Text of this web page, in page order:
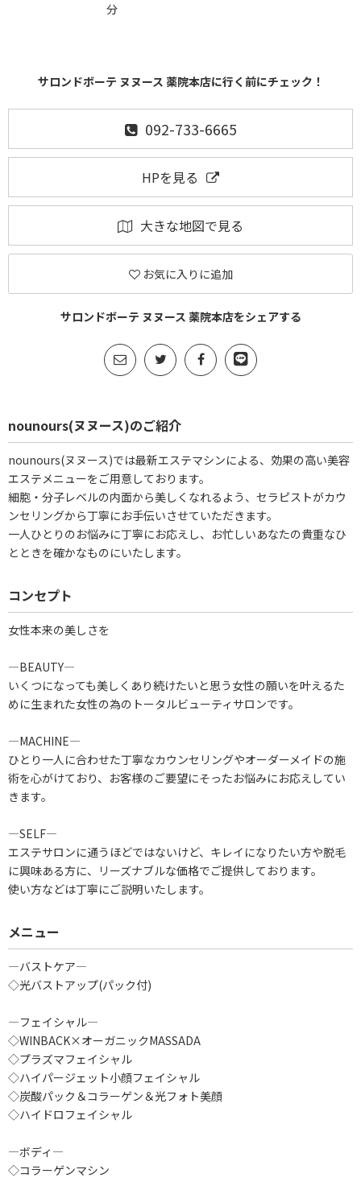
分
サロンドボーテ ヌヌース 薬院本店に行く前にチェック！
092-733-6665
HPを見る
大きな地図で見る
お気に入りに追加
サロンドボーテ ヌヌース 薬院本店をシェアする
nounours(ヌヌース)のご紹介
nounours(ヌヌース)では最新エステマシンによる、効果の高い美容
エステメニューをご用意しております。
細胞・分子レベルの内面から美しくなれるよう、セラピストがカウ
ンセリングから丁寧にお手伝いさせていただきます。
一人ひとりのお悩みに丁寧にお応えし、お忙しいあなたの貴重なひ
とときを確かなものにいたします。
コンセプト
女性本来の美しさを
―BEAUTY―
いくつになっても美しくあり続けたいと思う女性の願いを叶えるた
めに生まれた女性の為のトータルビューティサロンです。
―MACHINE―
ひとり一人に合わせた丁寧なカウンセリングやオーダーメイドの施
術を心がけており、お客様のご要望にそったお悩みにお応えしてい
きます。
―SELF―
エステサロンに通うほどではないけど、キレイになりたい方や脱毛
に興味ある方に、リーズナブルな価格でご提供しております。
使い方などは丁寧にご説明いたします。
メニュー
―バストケア―
◇光バストアップ(パック付)
―フェイシャル―
◇WINBACK×オーガニックMASSADA
◇プラズマフェイシャル
◇ハイパージェット小顔フェイシャル
◇炭酸パック＆コラーゲン＆光フォト美顔
◇ハイドロフェイシャル
―ボディ―
◇コラーゲンマシン